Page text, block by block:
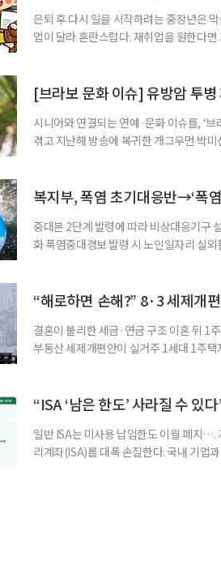
은퇴 후 다시 일을 시작하려는 중장년은
업이 달라 혼란스럽다. 재취업을 원한다
준비부터 구직 수당까지 고용노동부 국민
업 지원 계획을 세
[브라보 문화 이슈] 유방암 투
시니어와 연결되는 연예·문화 이슈를, ‘
겪고 지난해 방송에 복귀한 개그우먼 박
까. 오랜 방송 생활 뒤 전해진 투병 소식
복지부, 폭염 초기대응반→‘폭
중대본 2단계 발령에 따라 비상대응기구
화 폭염중대경보 발령 시 노인일자리 실
책본부(중대본) 2단계(심각)가 발령된 이
“해로하면 손해?” 8·3 세제개
결혼이 불리한 세금·연금 구조 이혼 뒤 1
부동산 세제개편안이 실거주 1세대 1주
부가 각자 집 한 채씩을 보유하면 한 세대
“ISA ‘남은 한도’ 사라질 수 있
일반 ISA는 미사용 납입한도 이월 폐지
리계좌(ISA)를 대폭 손질한다. 국내 기업